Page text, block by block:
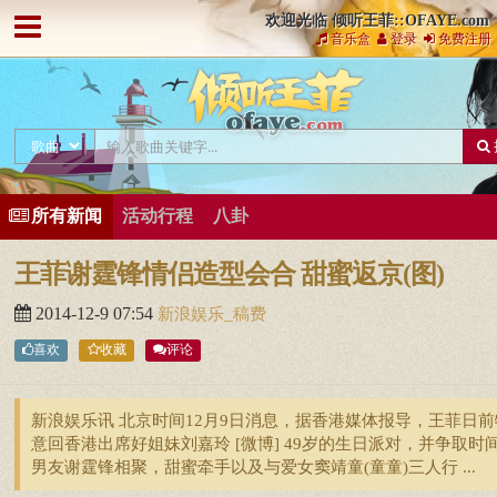
欢迎光临 倾听王菲::OFAYE.com
音乐盒 登录 免费注册
所有新闻 活动行程 八卦
王菲谢霆锋情侣造型会合 甜蜜返京(图)
2014-12-9 07:54 新浪娱乐_稿费
喜欢 收藏 评论
新浪娱乐讯 北京时间12月9日消息，据香港媒体报导，王菲日
意回香港出席好姐妹刘嘉玲 [微博] 49岁的生日派对，并争取时
男友谢霆锋相聚，甜蜜牵手以及与爱女窦靖童(童童)三人行 ...